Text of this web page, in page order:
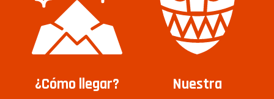
¿Cómo llegar?
Nuestra